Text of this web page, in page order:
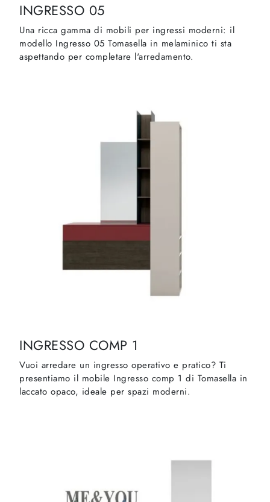
INGRESSO 05
Una ricca gamma di mobili per ingressi moderni: il
modello Ingresso 05 Tomasella in melaminico ti sta
aspettando per completare l'arredamento.
INGRESSO COMP 1
Vuoi arredare un ingresso operativo e pratico? Ti
presentiamo il mobile Ingresso comp 1 di Tomasella in
laccato opaco, ideale per spazi moderni.